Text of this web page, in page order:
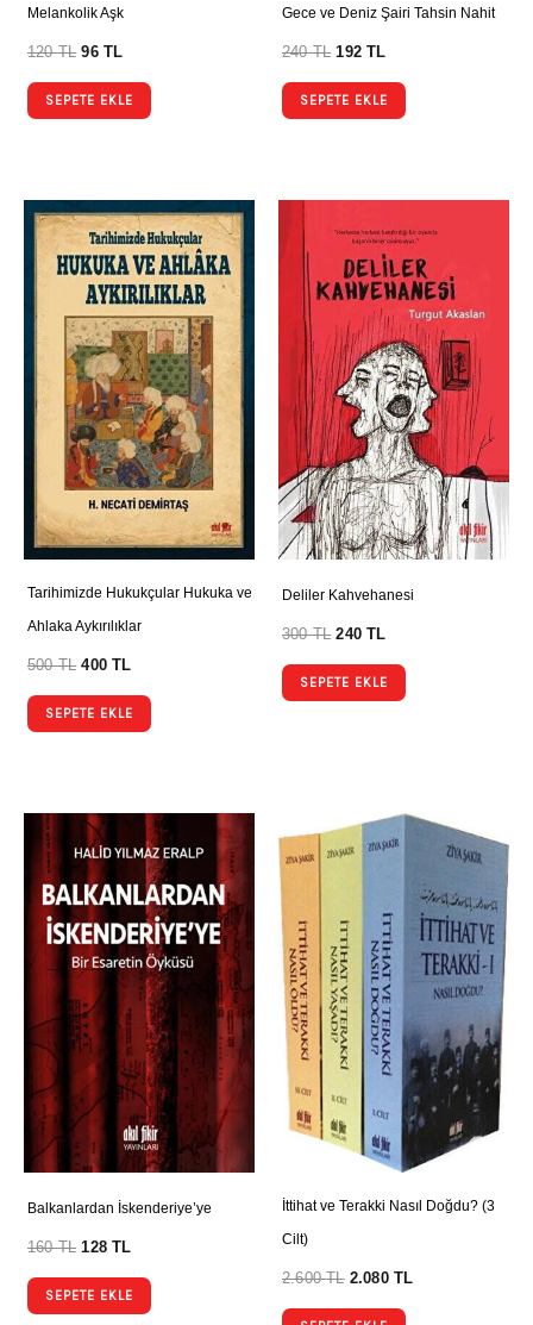
Melankolik Aşk
120TL 96TL
SEPETE EKLE
Gece ve Deniz Şairi Tahsin Nahit
240TL 192TL
SEPETE EKLE
Tarihimizde Hukukçular Hukuka ve
Ahlaka Aykırılıklar
500TL 400TL
SEPETE EKLE
Deliler Kahvehanesi
300TL 240TL
SEPETE EKLE
Balkanlardan İskenderiye’ye
160TL 128TL
SEPETE EKLE
İttihat ve Terakki Nasıl Doğdu? (3
Cilt)
2.600TL 2.080TL